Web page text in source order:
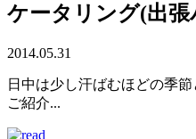
ケータリング(出
2014.05.31
日中は少し汗ばむほどの季
ご紹介...